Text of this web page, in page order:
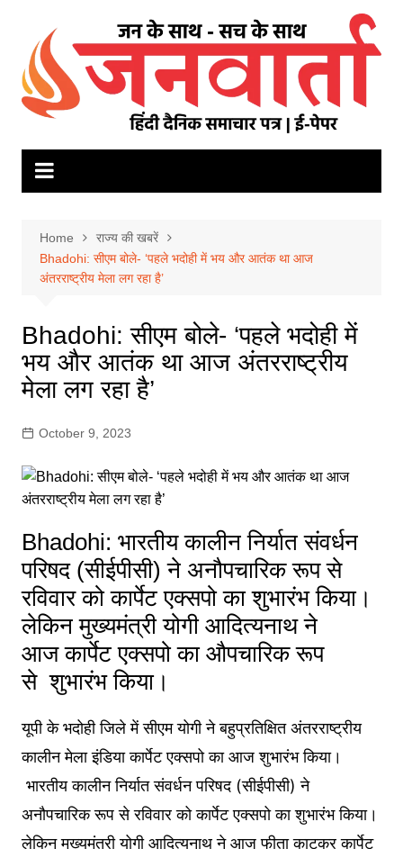
content
Home
राज्य की खबरें
Bhadohi: सीएम बोले- ‘पहले भदोही में भय और आतंक था आज
अंतरराष्ट्रीय मेला लग रहा है’
Bhadohi: सीएम बोले- ‘पहले भदोही में
भय और आतंक था आज अंतरराष्ट्रीय
मेला लग रहा है’
October 9, 2023
Bhadohi: भारतीय कालीन निर्यात संवर्धन
परिषद (सीईपीसी) ने अनौपचारिक रूप से
रविवार को कार्पेट एक्सपो का शुभारंभ किया।
लेकिन मुख्यमंत्री योगी आदित्यनाथ ने
आज कार्पेट एक्सपो का औपचारिक रूप
से शुभारंभ किया।
यूपी के भदोही जिले में सीएम योगी ने बहुप्रतिक्षित अंतरराष्ट्रीय
कालीन मेला इंडिया कार्पेट एक्सपो का आज शुभारंभ किया।
भारतीय कालीन निर्यात संवर्धन परिषद (सीईपीसी) ने
अनौपचारिक रूप से रविवार को कार्पेट एक्सपो का शुभारंभ किया।
लेकिन मुख्यमंत्री योगी आदित्यनाथ ने आज फीता काटकर कार्पेट